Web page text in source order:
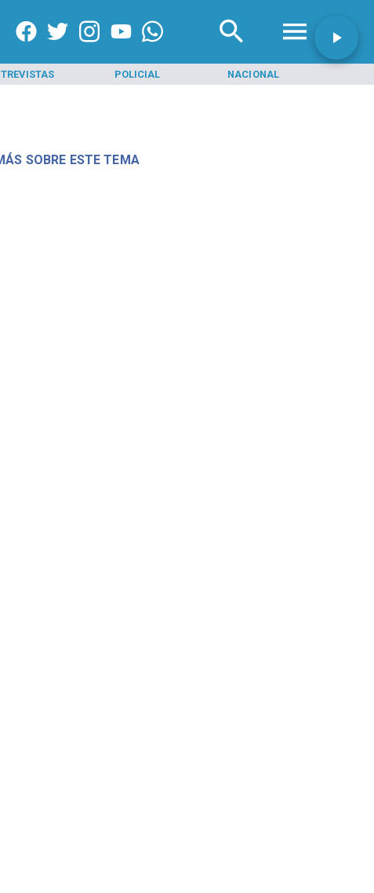
POLICIAL NACIONAL
SOBRE ESTE TEMA